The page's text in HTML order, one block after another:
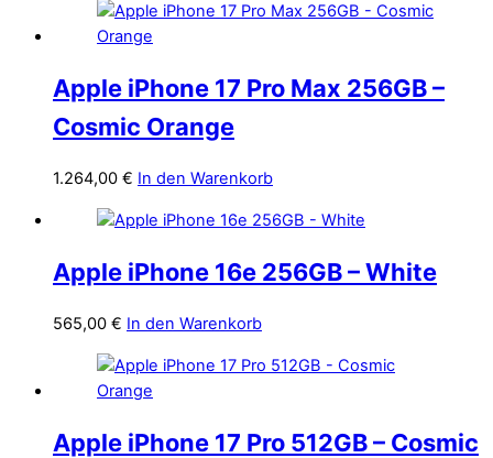
Apple iPhone 17 Pro Max 256GB –
Cosmic Orange
1.264,00 € In den Warenkorb
Apple iPhone 16e 256GB – White
565,00 € In den Warenkorb
Apple iPhone 17 Pro 512GB – Cosmic